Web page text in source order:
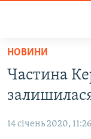
Перейти
основного
матеріалу
до
ПОЛІТИКА
НОВИНИ
Частина
14 січень 2020, 11:26